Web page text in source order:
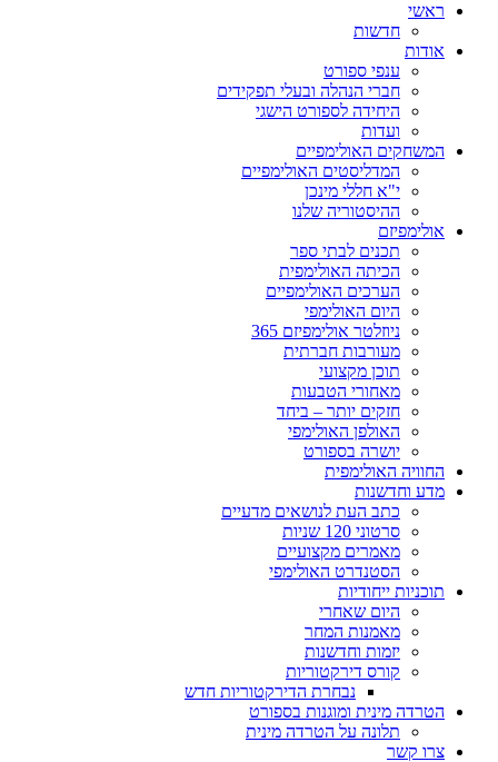
ראשי
חדשות
אודות
ענפי ספורט
חברי הנהלה ובעלי תפקידים
היחידה לספורט הישגי
ועדות
המשחקים האולימפיים
המדליסטים האולימפיים
י"א חללי מינכן
ההיסטוריה שלנו
אולימפיזם
תכנים לבתי ספר
הכיתה האולימפית
הערכים האולימפיים
היום האולימפי
ניוזלטר אולימפיזם 365
מעורבות חברתית
תוכן מקצועי
מאחורי הטבעות
חזקים יותר – ביחד
האולפן האולימפי
יושרה בספורט
החוויה האולימפית
מדע וחדשנות
כתב העת לנושאים מדעיים
סרטוני 120 שניות
מאמרים מקצועיים
הסטנדרט האולימפי
תוכניות ייחודיות
היום שאחרי
מאמנות המחר
יזמות וחדשנות
קורס דירקטוריות
נבחרת הדירקטוריות חדש
הטרדה מינית ומוגנות בספורט
תלונה על הטרדה מינית
צרו קשר